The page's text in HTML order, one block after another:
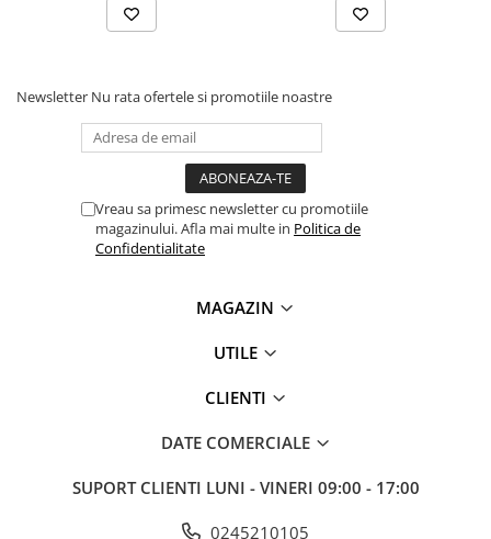
Injectoare PoE
Accesorii retelistica
UPS & Stabilizatoare
HDD enterprise
Newsletter Nu rata ofertele si promotiile noastre
Vreau sa primesc newsletter cu promotiile
magazinului. Afla mai multe in Politica de
Confidentialitate
MAGAZIN
UTILE
CLIENTI
DATE COMERCIALE
SUPORT CLIENTI LUNI - VINERI 09:00 - 17:00
0245210105